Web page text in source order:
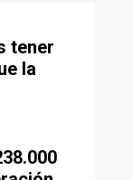
tener
la